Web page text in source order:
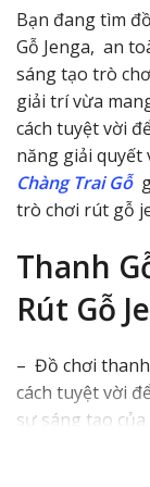
Bạn đang tìm
Gỗ Jenga, an
sáng tạo trò
giải trí vừa
cách tuyệt vời
năng giải quyết
Chàng Trai Gỗ
trò chơi rút gỗ
Thanh
Rút Gỗ
– Đồ chơi
cách tuyệt vời
sự sáng tạo
và an